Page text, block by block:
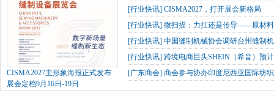
CISMA2027主形象海报正式发布
展会定档9月16日-19日
[行业快讯] CISMA2027，打开展会新格局
[行业快讯] 微扫描：力扛还是传导——原材
[行业快讯] 中国缝制机械协会调研台州缝制
[行业快讯] 跨境电商巨头SHEIN（希音）预
[广东商会] 商会参与协办印度尼西亚国际纺